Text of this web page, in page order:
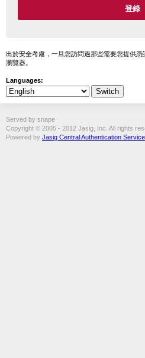
出於安全考慮，一旦您訪問過那些需要您提供
瀏覽器。
Languages:
Served by snape
Copyright © 2005 - 2012 Jasig, Inc. All rights
Powered by Jasig Central Authentication